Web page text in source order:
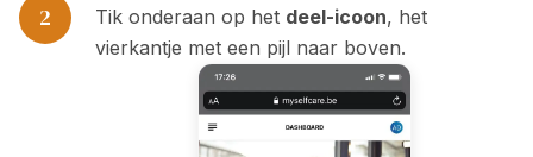
2 Tik onderaan op het deel-icoon, het
vierkantje met een pijl naar boven.